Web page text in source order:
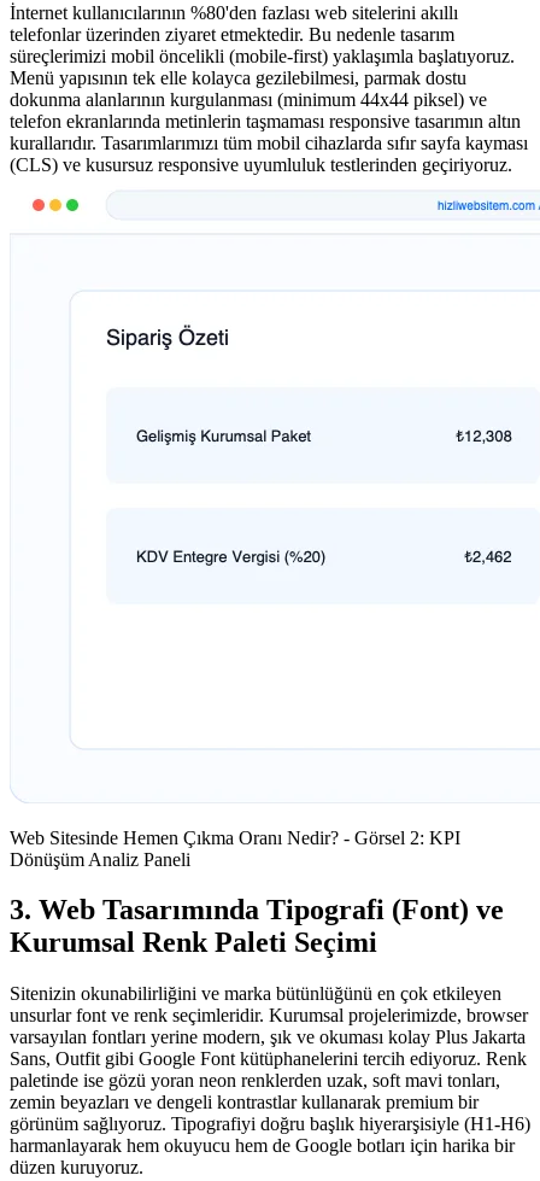
İnternet kullanıcılarının %80'den fazlası web sitelerini akıllı
telefonlar üzerinden ziyaret etmektedir. Bu nedenle tasarım
süreçlerimizi mobil öncelikli (mobile-first) yaklaşımla başlatıyoruz.
Menü yapısının tek elle kolayca gezilebilmesi, parmak dostu
dokunma alanlarının kurgulanması (minimum 44x44 piksel) ve
telefon ekranlarında metinlerin taşmaması responsive tasarımın altın
kurallarıdır. Tasarımlarımızı tüm mobil cihazlarda sıfır sayfa kayması
(CLS) ve kusursuz responsive uyumluluk testlerinden geçiriyoruz.
Web Sitesinde Hemen Çıkma Oranı Nedir? - Görsel 2: KPI
Dönüşüm Analiz Paneli
3. Web Tasarımında Tipografi (Font) ve
Kurumsal Renk Paleti Seçimi
Sitenizin okunabilirliğini ve marka bütünlüğünü en çok etkileyen
unsurlar font ve renk seçimleridir. Kurumsal projelerimizde, browser
varsayılan fontları yerine modern, şık ve okuması kolay Plus Jakarta
Sans, Outfit gibi Google Font kütüphanelerini tercih ediyoruz. Renk
paletinde ise gözü yoran neon renklerden uzak, soft mavi tonları,
zemin beyazları ve dengeli kontrastlar kullanarak premium bir
görünüm sağlıyoruz. Tipografiyi doğru başlık hiyerarşisiyle (H1-H6)
harmanlayarak hem okuyucu hem de Google botları için harika bir
düzen kuruyoruz.